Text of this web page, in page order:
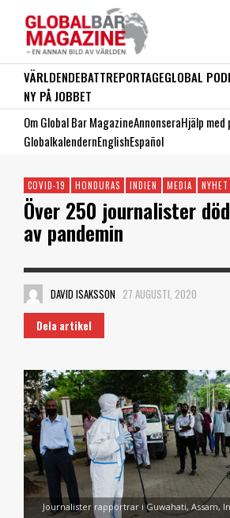
VÄRLDENDEBATTREPORTAGEGLOBAL
NY PÅ JOBBET
Om Global Bar MagazineAnnonseraHjälp
GlobalkalendernEnglishEspañol
COVID-19 HONDURAS INDIEN MEDIA NYHET
Över 250 journalister
av pandemin
DAVID ISAKSSON 27 AUGUSTI, 2020
Dela artikel
Journalister rapportrar i Guwahati, Assam,